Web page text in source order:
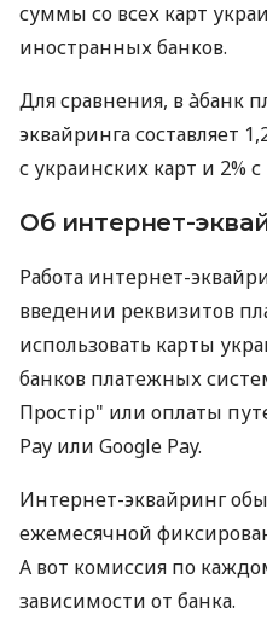
суммы со всех карт
иностранных банков.
Для сравнения, в àбанк
эквайринга составляет
с украинских карт и 2%
Об интернет-
Работа интернет-
введении реквизитов
использовать карты
банков платежных
Простір" или оплаты
Pay или Google Pay.
Интернет-эквайринг
ежемесячной
А вот комиссия по
зависимости от банка.